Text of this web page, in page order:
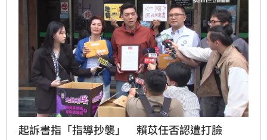
起訴書指「指導抄襲」 賴苡任否認遭打臉